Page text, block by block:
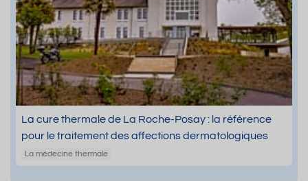
La cure thermale de La Roche-Posay : la référence
pour le traitement des affections dermatologiques
La médecine thermale